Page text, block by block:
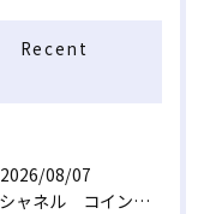
Recent
2026/08/07
《シャネル コインケース》